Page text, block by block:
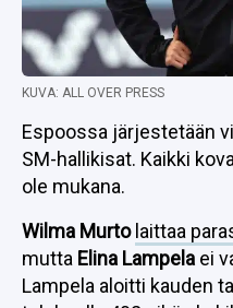
KUVA: ALL OVER PRESS
Espoossa järjestetään
SM-hallikisat. Kaikki
ole mukana.
Wilma Murto laittaa
mutta Elina Lampela ei
Lampela aloitti kauden